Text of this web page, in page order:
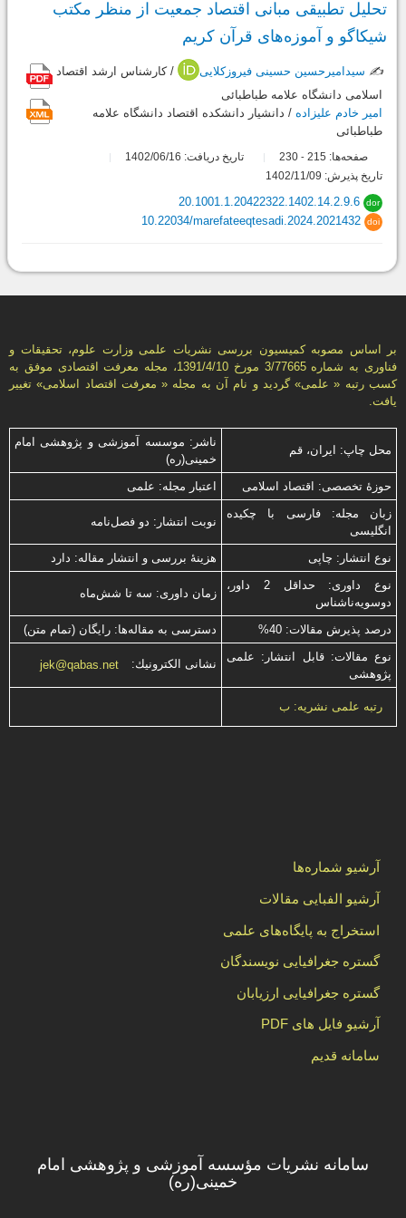
تحلیل تطبیقی مبانی اقتصاد جمعیت از منظر مکتب
شیکاگو و آموزه‌های قرآن کریم
✍️ سیدامیرحسین حسینی فیروزکلایی
/ کارشناس ارشد اقتصاد
اسلامی دانشگاه علامه طباطبائی
امیر خادم علیزاده / دانشیار دانشکده اقتصاد دانشگاه علامه
طباطبائی
صفحه‌ها: 215
-
تاریخ دریافت: 1402/06/16
تاریخ پذیرش: 1402/11/09
dor
20.1001.1.20422322.1402.14.2.9.6
doi
10.22034/marefateeqtesadi.2024.2021432
بر اساس مصوبه کمیسیون بررسی نشریات علمی وزارت علوم، تحقیقات و
فناوری به شماره 3/77665 مورخ 1391/4/10، مجله معرفت اقتصادی موفق به
کسب رتبه « علمی» گردید و نام آن به مجله « معرفت اقتصاد اسلامی» تغییر
یافت.
محل چاپ: ایران، قم
ناشر: موسسه آموزشی و پژوهشی امام
خمینی(ره)
حوزۀ تخصصی: اقتصاد اسلامی
اعتبار مجله: علمی
زبان مجله: فارسی با چكیده
انگلیسی
نوبت انتشار: دو فصل‌نامه
نوع انتشار: چاپی
هزینۀ بررسی و انتشار مقاله: دارد
نوع داوری: حداقل 2 داور،
دوسویه‌ناشناس
زمان داوری: سه تا شش‌ماه
درصد پذیرش مقالات: 40%
دسترسی به مقاله‌ها: رایگان (تمام متن)
نوع مقالات: قابل انتشار: علمی
پژوهشی
نشانی الكترونیك: jek@qabas.net
رتبه علمی نشریه: ب
آرشیو شماره‌ها
آرشیو الفبایی مقالات
استخراج به پایگاه‌های علمی
گستره جغرافیایی نویسندگان
گستره جغرافیایی ارزیابان
آرشیو فایل های PDF
سامانه قدیم
سامانه نشریات مؤسسه آموزشی و پژوهشی امام
خمینی(ره)